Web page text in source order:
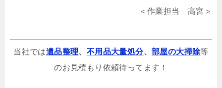
＜作業担当 高宮＞
当社では遺品整理、 不用品大量処分、部屋の大掃除等
のお見積もり依頼待ってます！